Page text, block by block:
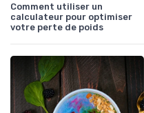
Comment utiliser un
calculateur pour optimiser
votre perte de poids